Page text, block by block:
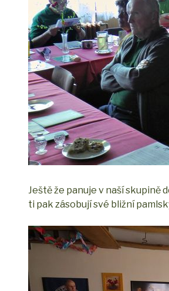
Ještě že panuje v naší skupině
ti pak zásobují své bližní